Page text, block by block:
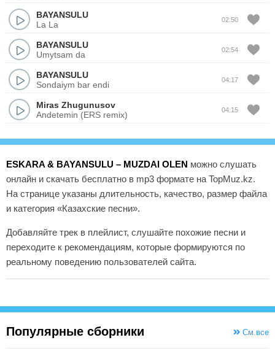
BAYANSULU
La La
02:50
BAYANSULU
Umytsam da
02:54
BAYANSULU
Sondaiym bar endi
04:17
Miras Zhugunusov
Andetemin (ERS remix)
04:15
ESKARA & BAYANSULU – MUZDAI OLEN можно слушать
онлайн и скачать бесплатно в mp3 формате на TopMuz.kz.
На странице указаны длительность, качество, размер файла
и категория «Казахские песни».
Добавляйте трек в плейлист, слушайте похожие песни и
переходите к рекомендациям, которые формируются по
реальному поведению пользователей сайта.
Популярные сборники См.все